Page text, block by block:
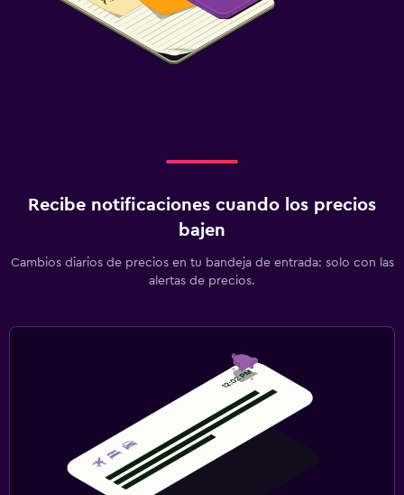
Recibe notificaciones cuando los precios
bajen
Cambios diarios de precios en tu bandeja de entrada: solo con las
alertas de precios.